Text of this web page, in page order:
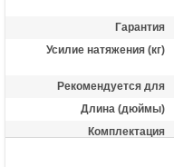
Гарантия
Усилие натяжения (кг)
Рекомендуется для
Длина (дюймы)
Комплектация